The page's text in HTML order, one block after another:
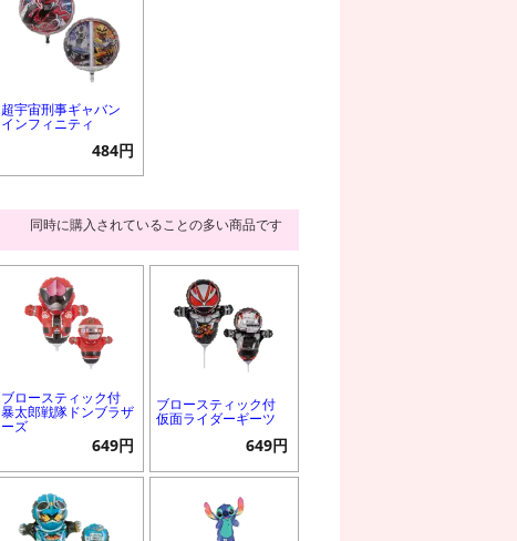
超宇宙刑事ギャバン
インフィニティ
484円
同時に購入されていることの多い商品です
ブロースティック付
暴太郎戦隊ドンブラザ
ーズ
649円
ブロースティック付
仮面ライダーギーツ
649円